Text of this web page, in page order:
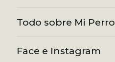
Todo sobre Mi Perro
Face e Instagram